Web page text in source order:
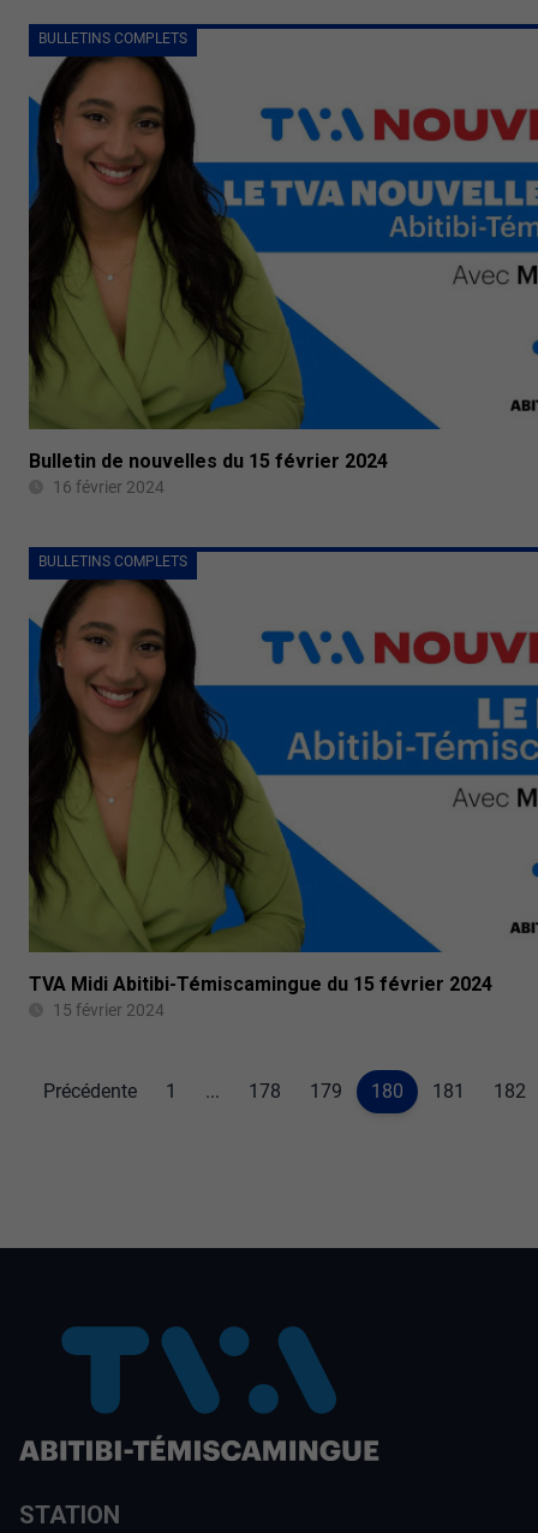
BULLETINS COMPLETS
Bulletin de nouvelles du 15 février 2024
16 février 2024
BULLETINS COMPLETS
TVA Midi Abitibi-Témiscamingue du 15 février 2024
15 février 2024
Précédente 1 ... 178 179 180 181 182
STATION